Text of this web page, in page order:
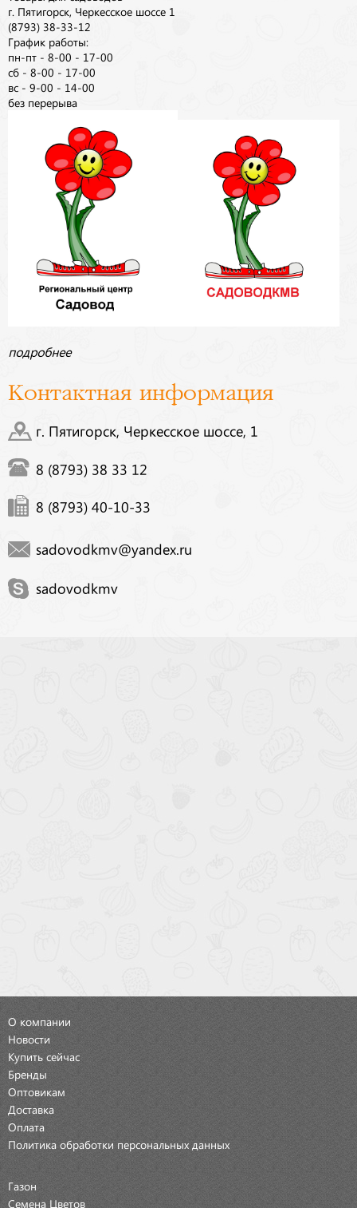
г. Пятигорск, Черкесское шоссе 1
(8793) 38-33-12
График работы:
пн-пт - 8-00 - 17-00
сб - 8-00 - 17-00
вс - 9-00 - 14-00
без перерыва
подробнее
Контактная информация
г. Пятигорск, Черкесское шоссе, 1
8 (8793) 38 33 12
8 (8793) 40-10-33
sadovodkmv@yandex.ru
sadovodkmv
О компании
Новости
Купить сейчас
Бренды
Оптовикам
Доставка
Оплата
Политика обработки персональных данных
Газон
Семена Цветов